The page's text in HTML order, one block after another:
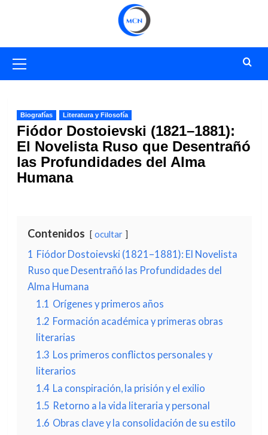
primario
Biografías Literatura y Filosofía
Fiódor Dostoievski (1821–1881):
El Novelista Ruso que Desentrañó
las Profundidades del Alma
Humana
Contenidos ocultar
1 Fiódor Dostoievski (1821–1881): El Novelista
Ruso que Desentrañó las Profundidades del
Alma Humana
1.1 Orígenes y primeros años
1.2 Formación académica y primeras obras
literarias
1.3 Los primeros conflictos personales y
literarios
1.4 La conspiración, la prisión y el exilio
1.5 Retorno a la vida literaria y personal
1.6 Obras clave y la consolidación de su estilo